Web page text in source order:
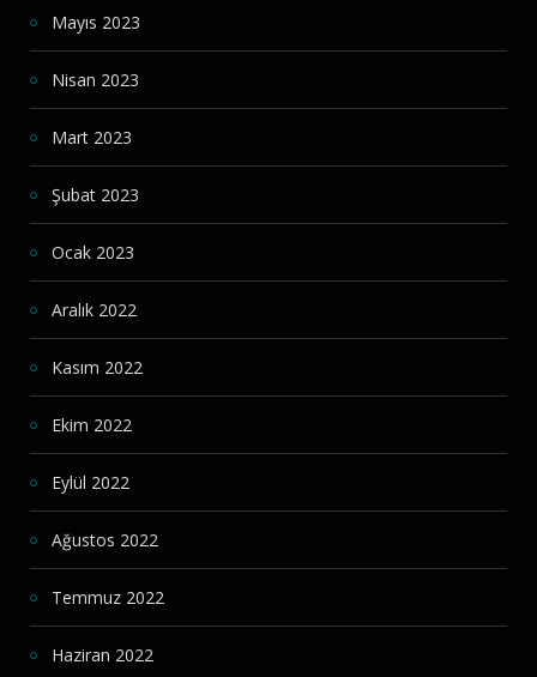
Mayıs 2023
Nisan 2023
Mart 2023
Şubat 2023
Ocak 2023
Aralık 2022
Kasım 2022
Ekim 2022
Eylül 2022
Ağustos 2022
Temmuz 2022
Haziran 2022